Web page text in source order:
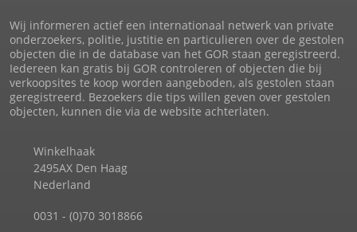
Wij informeren actief een internationaal netwerk van private
onderzoekers, politie, justitie en particulieren over de gestolen
objecten die in de database van het GOR staan geregistreerd.
Iedereen kan gratis bij GOR controleren of objecten die bij
verkoopsites te koop worden aangeboden, als gestolen staan
geregistreerd. Bezoekers die tips willen geven over gestolen
objecten, kunnen die via de website achterlaten.
Winkelhaak
2495AX Den Haag
Nederland
0031 - (0)70 3018866